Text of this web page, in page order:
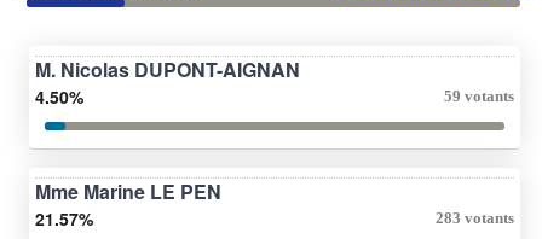
M. Nicolas DUPONT-AIGNAN
4.50% 59 votants
Mme Marine LE PEN
21.57% 283 votants